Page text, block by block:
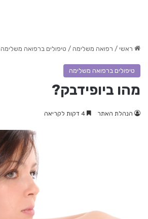
ראשי / רפואה משלימה / טיפולים ברפואה משלימה
טיפולים ברפואה משלימה
מהו ביופידבק?
הנהלת האתר